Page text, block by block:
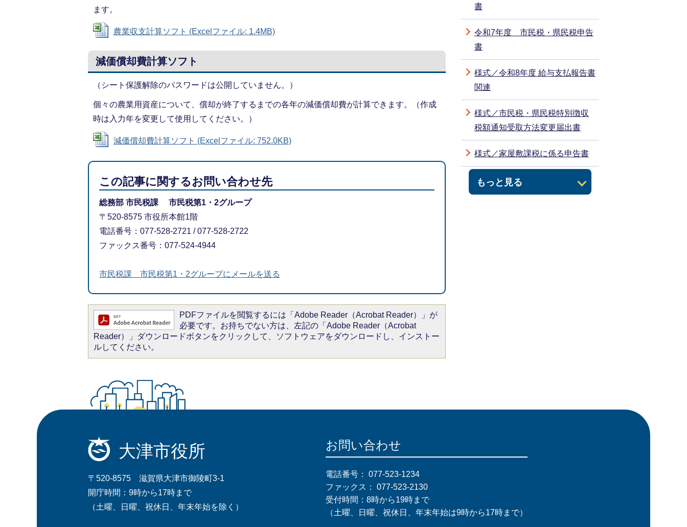
ます。
農業収支計算ソフト (Excelファイル: 1.4MB)
減価償却費計算ソフト
（シート保護解除のパスワードは公開していません。）
個々の農業用資産について、償却が終了するまでの各年の減価償却費が計算できます。（作成
時は入力年を変更して使用してください。）
減価償却費計算ソフト (Excelファイル: 752.0KB)
この記事に関するお問い合わせ先
総務部 市民税課 市民税第1・2グループ
〒520-8575 市役所本館1階
電話番号：077-528-2721 / 077-528-2722
ファックス番号：077-524-4944
市民税課 市民税第1・2グループにメールを送る
PDFファイルを閲覧するには「Adobe Reader（Acrobat Reader）」が
必要です。お持ちでない方は、左記の「Adobe Reader（Acrobat
Reader）」ダウンロードボタンをクリックして、ソフトウェアをダウンロードし、インストー
ルしてください。
書
令和7年度 市民税・県民税申告
書
様式／令和8年度 給与支払報告書
関連
もっと見る
様式／市民税・県民税特別徴収
税額通知受取方法変更届出書
様式／家屋敷課税に係る申告書
大津市役所
〒520-8575 滋賀県大津市御陵町3-1
開庁時間：9時から17時まで
（土曜、日曜、祝休日、年末年始を除く）
お問い合わせ
電話番号： 077-523-1234
ファックス： 077-523-2130
受付時間：8時から19時まで
（土曜、日曜、祝休日、年末年始は9時から17時まで）